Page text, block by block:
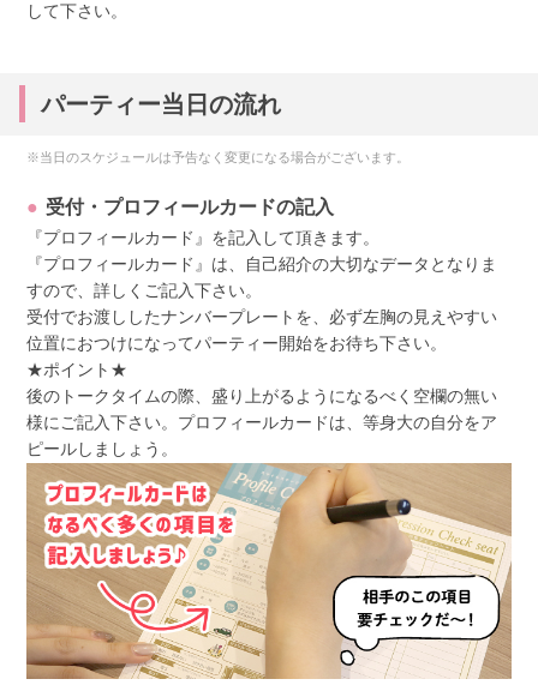
して下さい。
パーティー当日の流れ
※当日のスケジュールは予告なく変更になる場合がございます。
受付・プロフィールカードの記入
『プロフィールカード』を記入して頂きます。
『プロフィールカード』は、自己紹介の大切なデータとなりま
すので、詳しくご記入下さい。
受付でお渡ししたナンバープレートを、必ず左胸の見えやすい
位置におつけになってパーティー開始をお待ち下さい。
★ポイント★
後のトークタイムの際、盛り上がるようになるべく空欄の無い
様にご記入下さい。プロフィールカードは、等身大の自分をア
ピールしましょう。